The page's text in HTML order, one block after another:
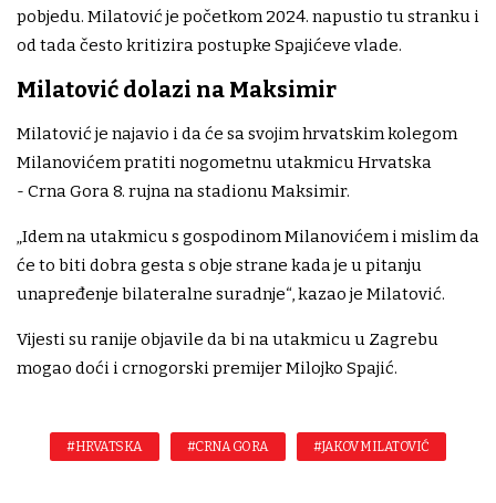
pobjedu. Milatović je početkom 2024. napustio tu stranku i
od tada često kritizira postupke Spajićeve vlade.
Milatović dolazi na Maksimir
Milatović je najavio i da će sa svojim hrvatskim kolegom
Milanovićem pratiti nogometnu utakmicu Hrvatska
- Crna Gora 8. rujna na stadionu Maksimir.
„Idem na utakmicu s gospodinom Milanovićem i mislim da
će to biti dobra gesta s obje strane kada je u pitanju
unapređenje bilateralne suradnje“, kazao je Milatović.
Vijesti su ranije objavile da bi na utakmicu u Zagrebu
mogao doći i crnogorski premijer Milojko Spajić.
#HRVATSKA #CRNA GORA #JAKOV MILATOVIĆ